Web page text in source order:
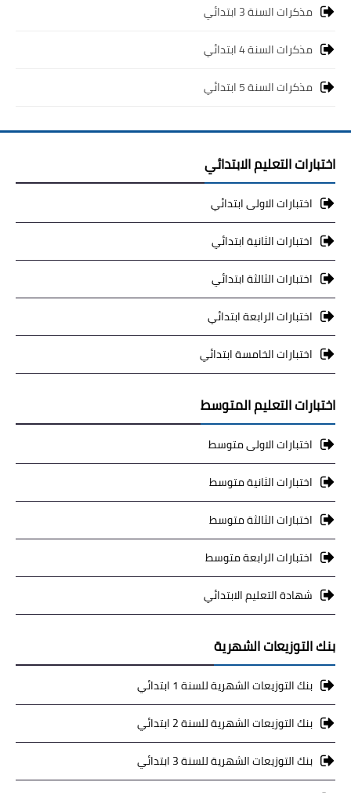
مذكرات السنة 3 ابتدائي
مذكرات السنة 4 ابتدائي
مذكرات السنة 5 ابتدائي
اختبارات التعليم الابتدائي
اختبارات الاولى ابتدائي
اختبارات الثانية ابتدائي
اختبارات الثالثة ابتدائي
اختبارات الرابعة ابتدائي
اختبارات الخامسة ابتدائي
اختبارات التعليم المتوسط
اختبارات الاولى متوسط
اختبارات الثانية متوسط
اختبارات الثالثة متوسط
اختبارات الرابعة متوسط
شهادة التعليم الابتدائي
بنك التوزيعات الشهرية
بنك التوزيعات الشهرية للسنة 1 ابتدائي
بنك التوزيعات الشهرية للسنة 2 ابتدائي
بنك التوزيعات الشهرية للسنة 3 ابتدائي